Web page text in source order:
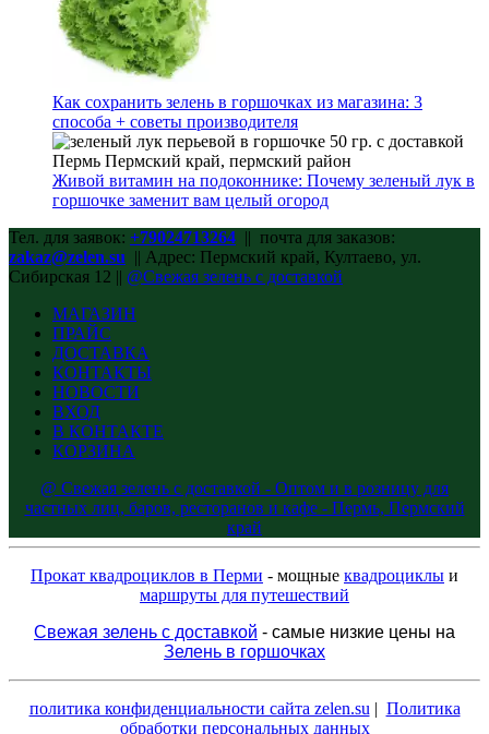
Как сохранить зелень в горшочках из магазина: 3
способа + советы производителя
Живой витамин на подоконнике: Почему зеленый лук в
горшочке заменит вам целый огород
Тел. для заявок: +79024713264 || почта для заказов:
zakaz@zelen.su || Адрес: Пермский край, Култаево, ул.
Сибирская 12 || @Свежая зелень с доставкой
МАГАЗИН
ПРАЙС
ДОСТАВКА
КОНТАКТЫ
НОВОСТИ
ВХОД
В КОНТАКТЕ
КОРЗИНА
@ Свежая зелень с доставкой - Оптом и в розницу для
частных лиц, баров, ресторанов и кафе - Пермь, Пермский
край
Прокат квадроциклов в Перми - мощные квадроциклы и
маршруты для путешествий
Свежая зелень с доставкой - самые низкие цены на
Зелень в горшочках
политика конфиденциальности сайта zelen.su | Политика
обработки персональных данных